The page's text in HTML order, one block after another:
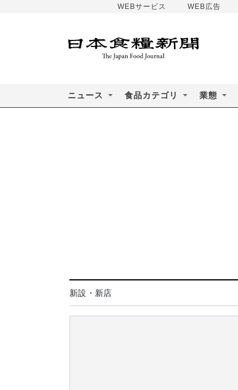
WEBサービス WEB広告
ニュース 食品カテゴリ 業態
新設・新店